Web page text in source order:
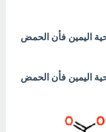
اليمين فأن الحمض
اليمين فأن الحمض